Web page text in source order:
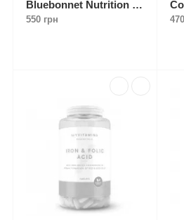
Bluebonnet Nutrition Chelated Iron 27 mg 90 caps
550 грн